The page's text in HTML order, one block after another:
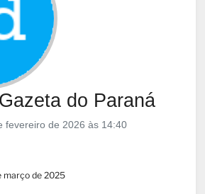
do Paraná
fevereiro de 2026 às 14:40
março de 2025